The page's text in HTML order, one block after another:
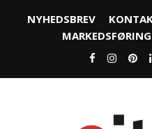
NYHEDSBREV
MARKEDSFØRING